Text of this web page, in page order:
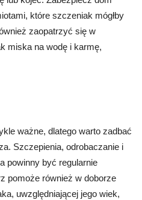
które szczeniak mógłby
zaopatrzyć się w
miska na wodę i karmę,
ważne, dlatego warto zadbać
Szczepienia, odrobaczanie i
powinny być regularnie
pomoże również w doborze
uwzględniającej jego wiek,